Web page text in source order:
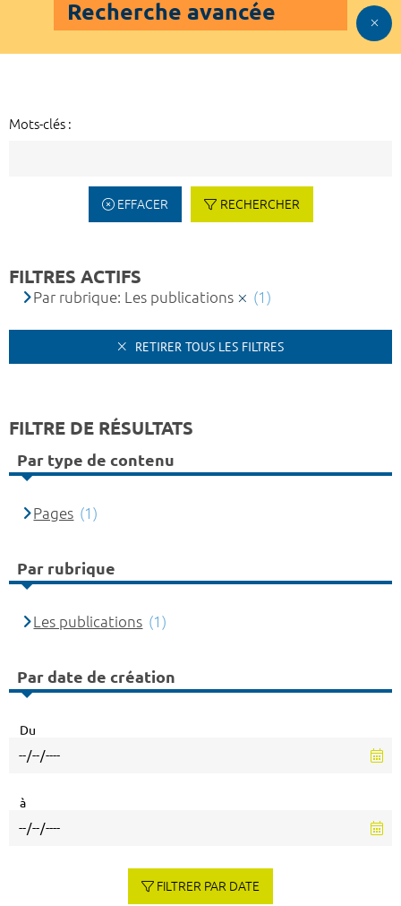
Recherche avancée
Mots-clés :
EFFACER RECHERCHER
FILTRES ACTIFS
Par rubrique: Les publications (1)
RETIRER TOUS LES FILTRES
FILTRE DE RÉSULTATS
Par type de contenu
Pages (1)
Par rubrique
Les publications (1)
Par date de création
Du
à
FILTRER PAR DATE